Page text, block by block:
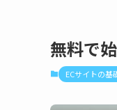
無料で
ECサイトの基